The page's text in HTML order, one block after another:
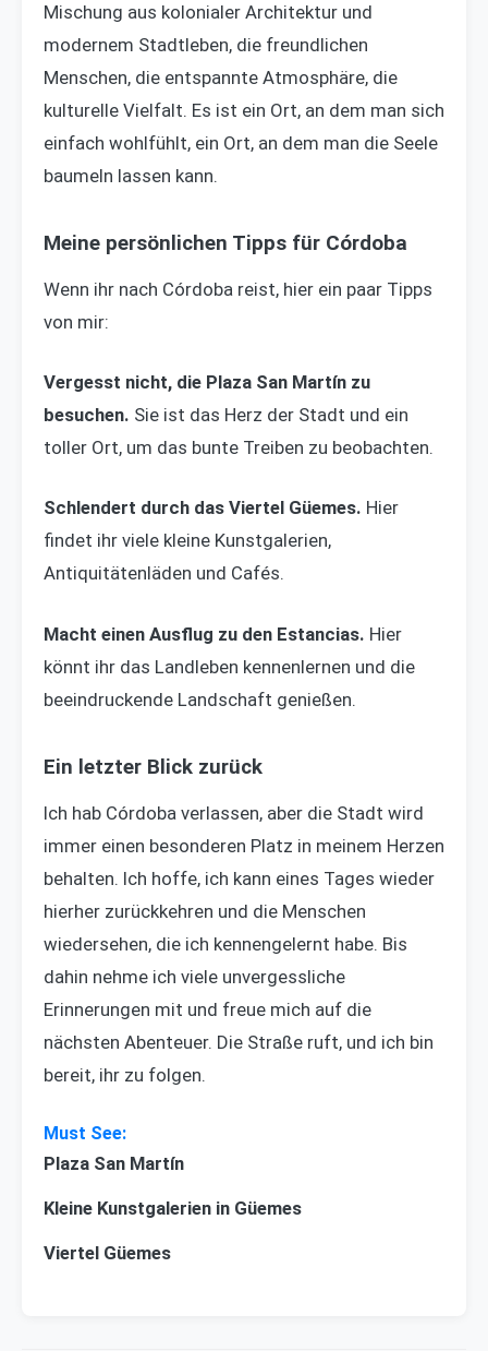
Mischung aus kolonialer Architektur und
modernem Stadtleben, die freundlichen
Menschen, die entspannte Atmosphäre, die
kulturelle Vielfalt. Es ist ein Ort, an dem man sich
einfach wohlfühlt, ein Ort, an dem man die Seele
baumeln lassen kann.
Meine persönlichen Tipps für Córdoba
Wenn ihr nach Córdoba reist, hier ein paar Tipps
von mir:
Vergesst nicht, die Plaza San Martín zu
besuchen. Sie ist das Herz der Stadt und ein
toller Ort, um das bunte Treiben zu beobachten.
Schlendert durch das Viertel Güemes. Hier
findet ihr viele kleine Kunstgalerien,
Antiquitätenläden und Cafés.
Macht einen Ausflug zu den Estancias. Hier
könnt ihr das Landleben kennenlernen und die
beeindruckende Landschaft genießen.
Ein letzter Blick zurück
Ich hab Córdoba verlassen, aber die Stadt wird
immer einen besonderen Platz in meinem Herzen
behalten. Ich hoffe, ich kann eines Tages wieder
hierher zurückkehren und die Menschen
wiedersehen, die ich kennengelernt habe. Bis
dahin nehme ich viele unvergessliche
Erinnerungen mit und freue mich auf die
nächsten Abenteuer. Die Straße ruft, und ich bin
bereit, ihr zu folgen.
Plaza San Martín
Kleine Kunstgalerien in Güemes
Viertel Güemes